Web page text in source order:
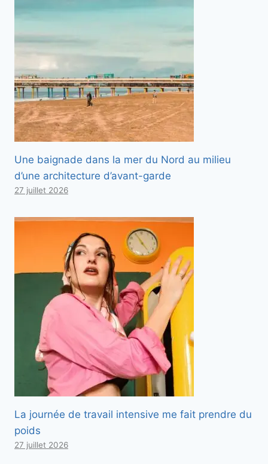
Une baignade dans la mer du Nord au milieu
d’une architecture d’avant-garde
27 juillet 2026
La journée de travail intensive me fait prendre du
poids
27 juillet 2026